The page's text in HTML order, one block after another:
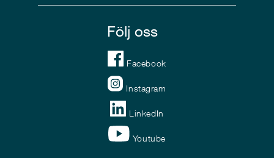
Följ oss
Facebook
Instagram
LinkedIn
Youtube